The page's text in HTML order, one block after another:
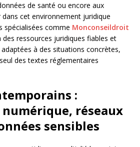
de santé ou encore aux
cet environnement juridique
spécialisées comme Monconseildroit
des ressources juridiques fiables et
à des situations concrètes,
des textes réglementaires
:
réseaux
sensibles